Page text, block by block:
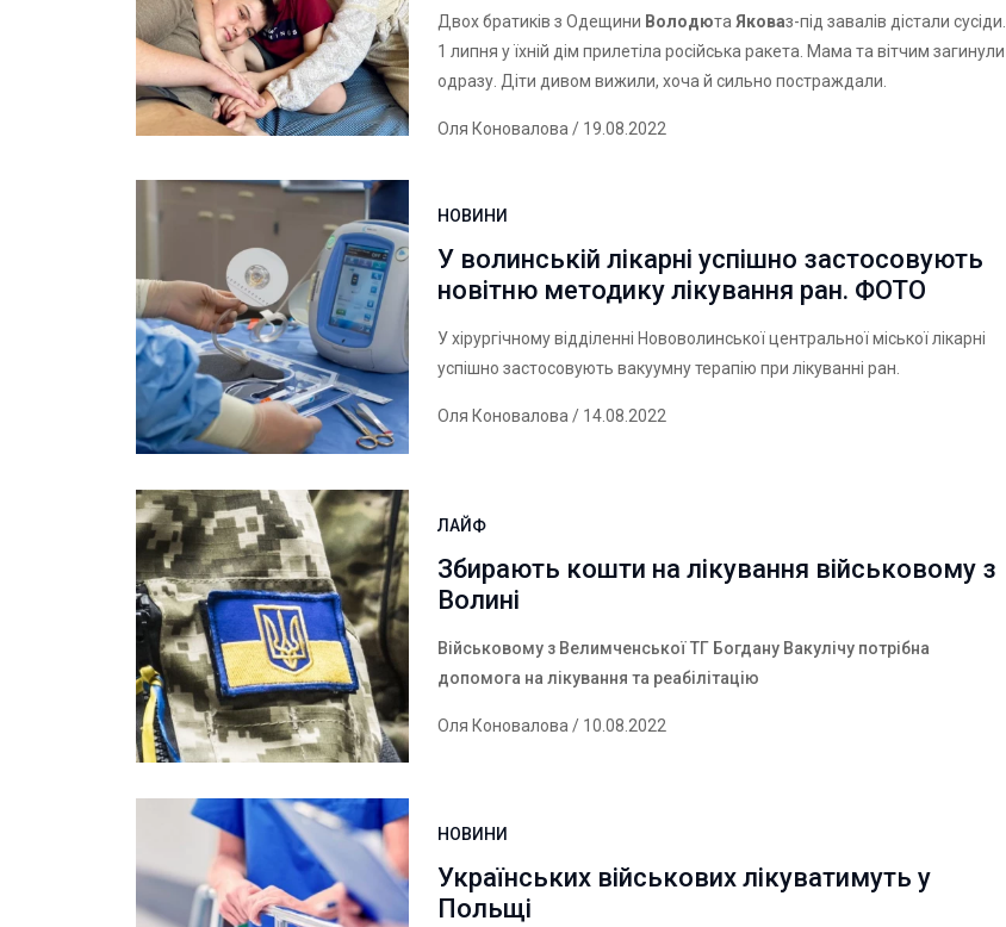
Двох братиків з Одещини ВолодютаЯковаз-під завалів дістали сусіди.
1 липня у їхній дім прилетіла російська ракета. Мама та вітчим загинули
одразу. Діти дивом вижили, хоча й сильно постраждали.
Оля Коновалова/ 19.08.2022
НОВИНИ
У волинській лікарні успішно застосовують
новітню методику лікування ран. ФОТО
У хірургічному відділенні Нововолинської центральної міської лікарні
успішно застосовують вакуумну терапію при лікуванні ран.
Оля Коновалова/ 14.08.2022
ЛАЙФ
Збирають кошти на лікування військовому з
Волині
Військовому з Велимченської ТГ Богдану Вакулічу потрібна
допомога на лікування та реабілітацію
Оля Коновалова / 10.08.2022
НОВИНИ
Українських військових лікуватимуть у
Польщі